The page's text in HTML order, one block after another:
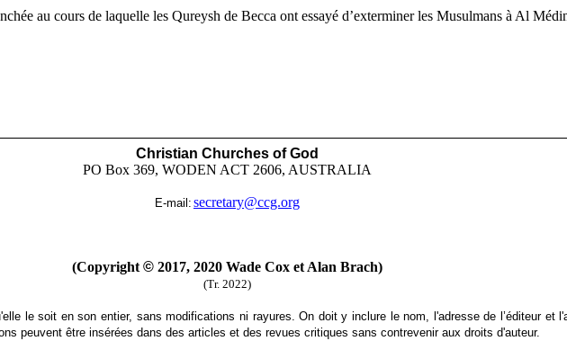
au cours de laquelle les Qureysh de Becca ont essayé d’exterminer les Musulmans à Al
Christian Churches of God
PO Box 369, WODEN ACT 2606, AUSTRALIA
E-mail: secretary@ccg.org
(Copyright © 2017, 2020 Wade Cox et Alan Brach)
(Tr. 2022)
le soit en son entier, sans modifications ni rayures. On doit y inclure le nom, l'adresse de l’éditeur et
peuvent être insérées dans des articles et des revues critiques sans contrevenir aux droits d'auteur.